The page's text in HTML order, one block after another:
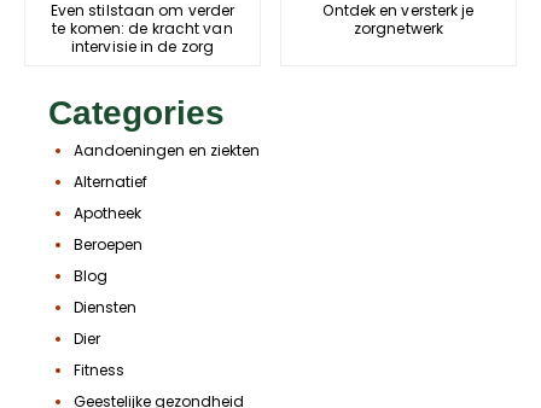
Even stilstaan om verder
te komen: de kracht van
intervisie in de zorg
Ontdek en versterk je
zorgnetwerk
Categories
Aandoeningen en ziekten
Alternatief
Apotheek
Beroepen
Blog
Diensten
Dier
Fitness
Geestelijke gezondheid